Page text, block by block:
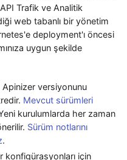
Trafik ve Analitik
web tabanlı bir yönetim
deployment'ı öncesi
uygun şekilde
versiyonunu
Mevcut sürümleri
kurulumlarda her zaman
Sürüm notlarını
.
konfigürasyonları için